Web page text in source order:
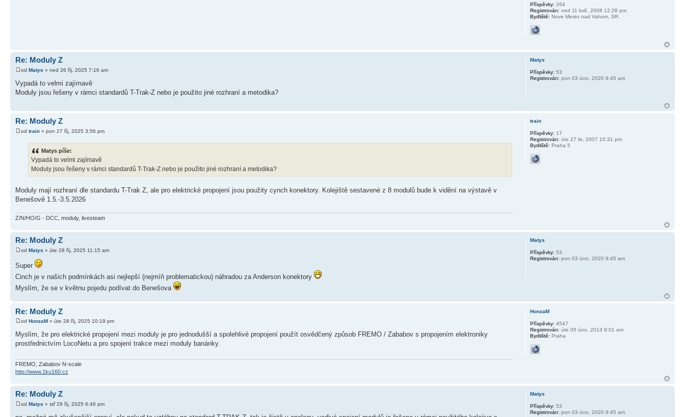
Příspěvky: 264
Registrován: ned 11 kvě, 2008 12:28 pm
Bydliště: Nove Mesto nad Vahom, SR
Re: Moduly Z
od Matys » ned 26 říj, 2025 7:16 am
Vypadá to velmi zajímavě
Moduly jsou řešeny v rámci standardů T-Trak-Z nebo je použito jiné rozhraní a metodika?
Matys
Příspěvky: 53
Registrován: pon 03 úno, 2020 9:45 am
Re: Moduly Z
od train » pon 27 říj, 2025 3:56 pm
Matys píše:
Vypadá to velmi zajímavě
Moduly jsou řešeny v rámci standardů T-Trak-Z nebo je použito jiné rozhraní a metodika?
Moduly mají rozhraní dle standardu T-Trak Z, ale pro elektrické propojení jsou použity cynch konektory. Kolejiště sestavené z 8 modulů bude k vidění na výstavě v
Benešově 1.5.-3.5.2026
Z/N/HO/G - DCC, moduly, livesteam
train
Příspěvky: 17
Registrován: úte 27 lis, 2007 10:31 pm
Bydliště: Praha 5
Re: Moduly Z
od Matys » úte 28 říj, 2025 11:15 am
Super
Cinch je v našich podmínkách asi nejlepší (nejmíň problematickou) náhradou za Anderson konektory
Myslím, že se v květnu pojedu podívat do Benešova
Matys
Příspěvky: 53
Registrován: pon 03 úno, 2020 9:45 am
Re: Moduly Z
od HonzaM » úte 28 říj, 2025 10:19 pm
Myslím, že pro elektrické propojení mezi moduly je pro jednodušší a spolehlivé propojení použít osvědčený způsob FREMO / Zababov s propojením elektroniky
prostřednictvím LocoNetu a pro spojení trakce mezi moduly banánky.
FREMO, Zababov N-scale
http://www.1ku160.cz
HonzaM
Příspěvky: 4547
Registrován: úte 05 úno, 2013 9:01 am
Bydliště: Praha
Re: Moduly Z
od Matys » stř 29 říj, 2025 6:46 pm
Matys
Příspěvky: 53
Registrován: pon 03 úno, 2020 9:45 am